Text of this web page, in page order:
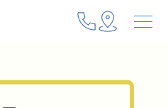
と連携して、